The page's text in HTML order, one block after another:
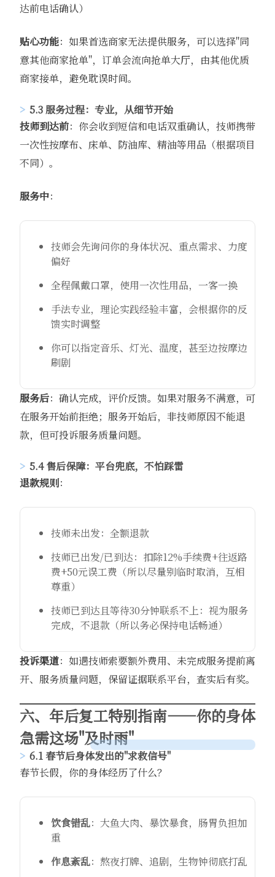
达前电话确认）
贴心功能：如果首选商家无法提供服务，可以选择"同
意其他商家抢单"，订单会流向抢单大厅，由其他优质
商家接单，避免耽误时间。
5.3 服务过程：专业，从细节开始
技师到达前：你会收到短信和电话双重确认，技师携带
一次性按摩布、床单、防油库、精油等用品（根据项目
不同）。
服务中：
技师会先询问你的身体状况、重点需求、力度
偏好
全程佩戴口罩，使用一次性用品，一客一换
手法专业，理论实践经验丰富，会根据你的反
馈实时调整
你可以指定音乐、灯光、温度，甚至边按摩边
刷剧
服务后：确认完成，评价反馈。如果对服务不满意，可
在服务开始前拒绝；服务开始后，非技师原因不能退
款，但可投诉服务质量问题。
5.4 售后保障：平台兜底，不怕踩雷
退款规则：
技师未出发：全额退款
技师已出发/已到达：扣除12%手续费+往返路
费+50元误工费（所以尽量别临时取消，互相
尊重）
技师已到达且等待30分钟联系不上：视为服务
完成，不退款（所以务必保持电话畅通）
投诉渠道：如遇技师索要额外费用、未完成服务提前离
开、服务质量问题，保留证据联系平台，查实后有奖。
六、年后复工特别指南——你的身体
急需这场"及时雨"
6.1 春节后身体发出的"求救信号"
春节长假，你的身体经历了什么？
饮食错乱：大鱼大肉、暴饮暴食，肠胃负担加
重
作息紊乱：熬夜打牌、追剧，生物钟彻底打乱